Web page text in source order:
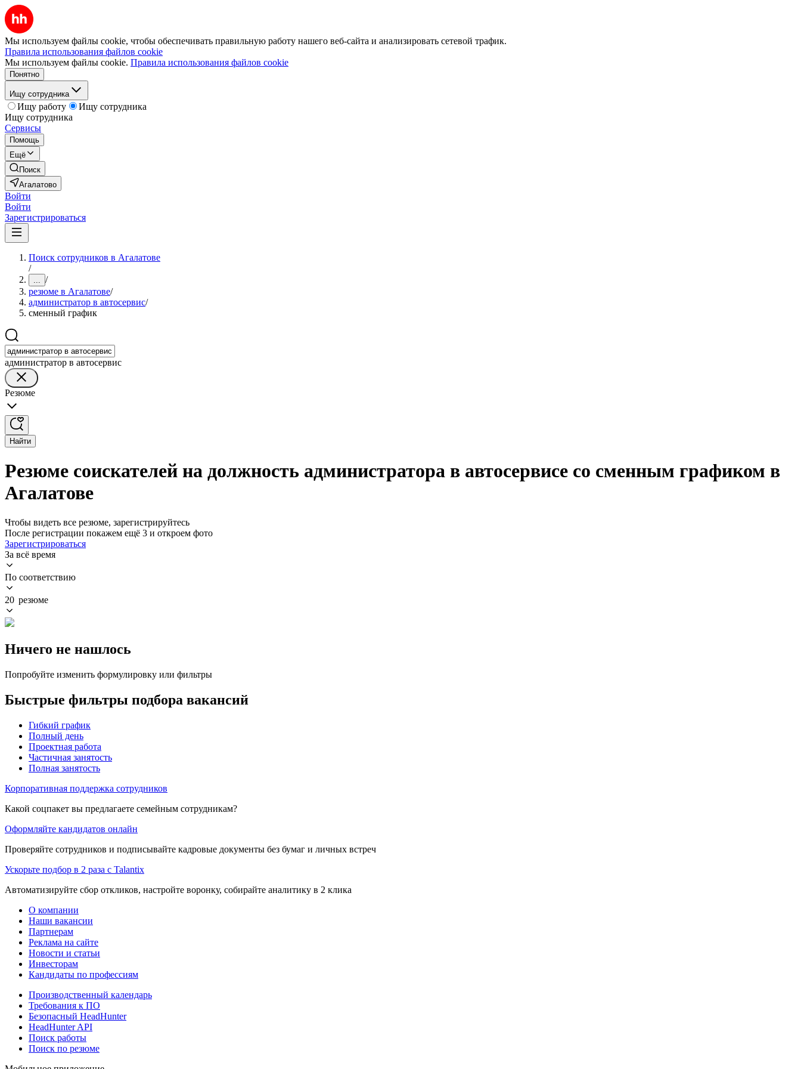
Мы используем файлы cookie, чтобы обеспечивать правильную работу нашего веб-сайта и анализировать сетевой трафик.
Правила использования файлов cookie
Мы используем файлы cookie. Правила использования файлов cookie
Понятно
Ищу сотрудника
Ищу работу
Ищу сотрудника
Ищу сотрудника
Сервисы
Помощь
Ещё
Поиск
Агалатово
Войти
Войти
Зарегистрироваться
Поиск сотрудников в Агалатове
/
... /
резюме в Агалатове/
администратор в автосервис/
сменный график
администратор в автосервис
Резюме
Найти
Резюме соискателей на должность администратора в автосервисе со сменным графиком в
Агалатове
Чтобы видеть все резюме, зарегистрируйтесь
После регистрации покажем ещё 3 и откроем фото
Зарегистрироваться
За всё время
По соответствию
20 резюме
Ничего не нашлось
Попробуйте изменить формулировку или фильтры
Быстрые фильтры подбора вакансий
Гибкий график
Полный день
Проектная работа
Частичная занятость
Полная занятость
Корпоративная поддержка сотрудников
Какой соцпакет вы предлагаете семейным сотрудникам?
Оформляйте кандидатов онлайн
Проверяйте сотрудников и подписывайте кадровые документы без бумаг и личных встреч
Ускорьте подбор в 2 раза с Talantix
Автоматизируйте сбор откликов, настройте воронку, собирайте аналитику в 2 клика
О компании
Наши вакансии
Партнерам
Реклама на сайте
Новости и статьи
Инвесторам
Кандидаты по профессиям
Производственный календарь
Требования к ПО
Безопасный HeadHunter
HeadHunter API
Поиск работы
Поиск по резюме